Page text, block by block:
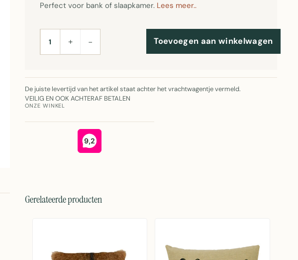
Perfect voor bank of slaapkamer. Lees meer..
AANTAL+ − Toevoegen aan winkelwagen
De juiste levertijd van het artikel staat achter het vrachtwagentje vermeld.
VEILIG EN OOK ACHTERAF BETALEN
ONZE WINKEL
Gerelateerde producten